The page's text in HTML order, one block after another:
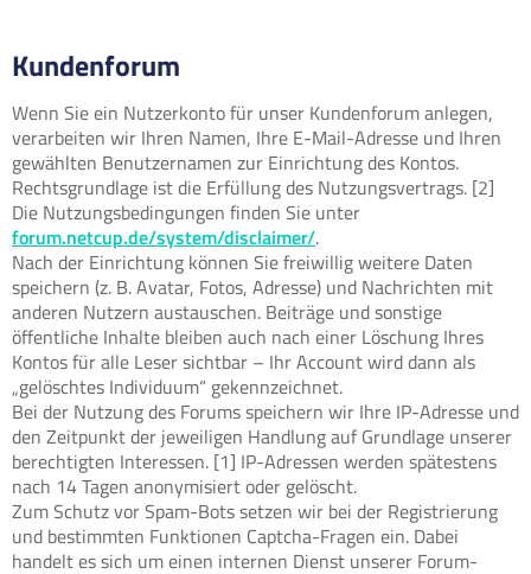
Kundenforum
Wenn Sie ein Nutzerkonto für unser Kundenforum anlegen,
verarbeiten wir Ihren Namen, Ihre E-Mail-Adresse und Ihren
gewählten Benutzernamen zur Einrichtung des Kontos.
Rechtsgrundlage ist die Erfüllung des Nutzungsvertrags. [2]
Die Nutzungsbedingungen finden Sie unter
forum.netcup.de/system/disclaimer/.
Nach der Einrichtung können Sie freiwillig weitere Daten
speichern (z. B. Avatar, Fotos, Adresse) und Nachrichten mit
anderen Nutzern austauschen. Beiträge und sonstige
öffentliche Inhalte bleiben auch nach einer Löschung Ihres
Kontos für alle Leser sichtbar – Ihr Account wird dann als
„gelöschtes Individuum“ gekennzeichnet.
Bei der Nutzung des Forums speichern wir Ihre IP-Adresse und
den Zeitpunkt der jeweiligen Handlung auf Grundlage unserer
berechtigten Interessen. [1] IP-Adressen werden spätestens
nach 14 Tagen anonymisiert oder gelöscht.
Zum Schutz vor Spam-Bots setzen wir bei der Registrierung
und bestimmten Funktionen Captcha-Fragen ein. Dabei
handelt es sich um einen internen Dienst unserer Forum-